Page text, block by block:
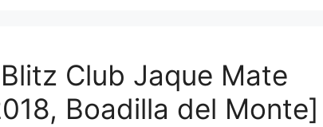
Club Jaque Mate
Boadilla del Monte]